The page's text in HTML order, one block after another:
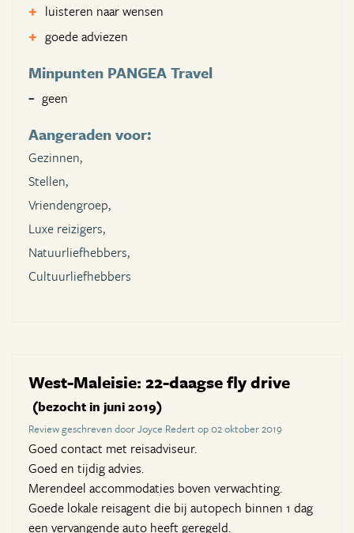
luisteren naar wensen
goede adviezen
Minpunten PANGEA Travel
geen
Aangeraden voor:
Gezinnen,
Stellen,
Vriendengroep,
Luxe reizigers,
Natuurliefhebbers,
Cultuurliefhebbers
West-Maleisie: 22-daagse fly drive
(bezocht in juni 2019)
Review geschreven door Joyce Redert op 02 oktober 2019
Goed contact met reisadviseur.
Goed en tijdig advies.
Merendeel accommodaties boven verwachting.
Goede lokale reisagent die bij autopech binnen 1 dag
een vervangende auto heeft geregeld.